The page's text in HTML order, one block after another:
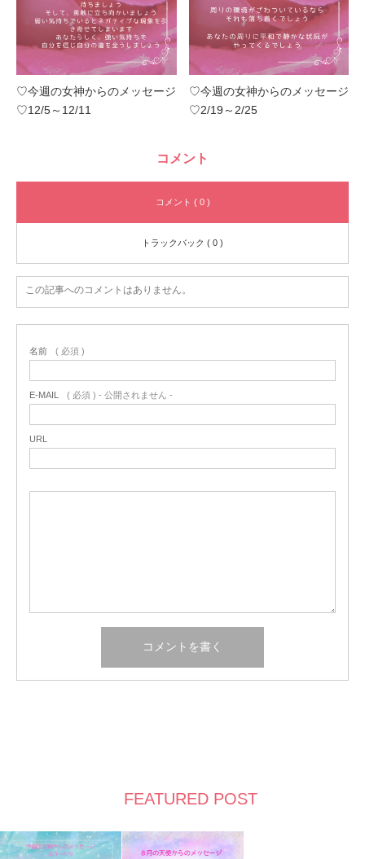
♡今週の女神からのメッセージ
♡12/5～12/11
♡今週の女神からのメッセージ
♡2/19～2/25
コメント
コメント ( 0 )
トラックバック ( 0 )
この記事へのコメントはありません。
名前 ( 必須 )
E-MAIL ( 必須 ) - 公開されません -
URL
FEATURED POST